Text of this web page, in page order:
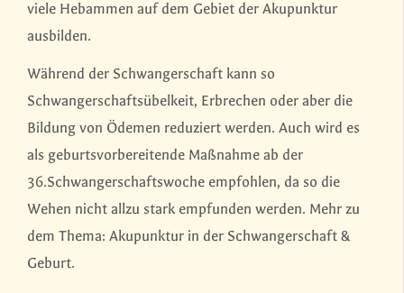
viele Hebammen auf dem Gebiet der Akupunktur
ausbilden.
Während der Schwangerschaft kann so
Schwangerschaftsübelkeit, Erbrechen oder aber die
Bildung von Ödemen reduziert werden. Auch wird es
als geburtsvorbereitende Maßnahme ab der
36.Schwangerschaftswoche empfohlen, da so die
Wehen nicht allzu stark empfunden werden. Mehr zu
dem Thema: Akupunktur in der Schwangerschaft &
Geburt.